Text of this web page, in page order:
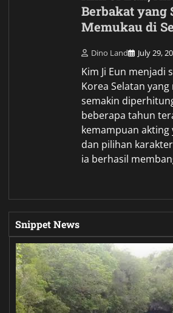
Berbakat yang
Memukau di
Dino Land July 29,
Kim Ji Eun menjadi
Korea Selatan yang
semakin
beberapa tahun
kemampuan akting
dan pilihan
ia berhasil
Snippet News